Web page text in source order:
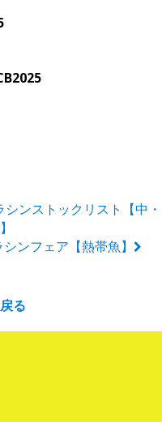
シンストックリスト【中・
ンフェア【熱帯魚】
る